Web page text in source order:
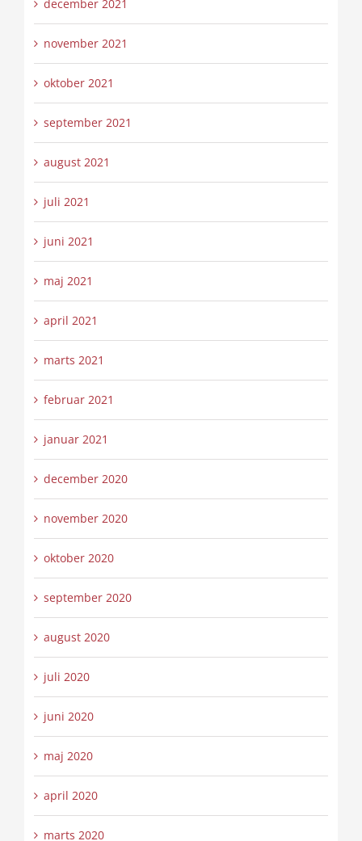
december 2021
november 2021
oktober 2021
september 2021
august 2021
juli 2021
juni 2021
maj 2021
april 2021
marts 2021
februar 2021
januar 2021
december 2020
november 2020
oktober 2020
september 2020
august 2020
juli 2020
juni 2020
maj 2020
april 2020
marts 2020